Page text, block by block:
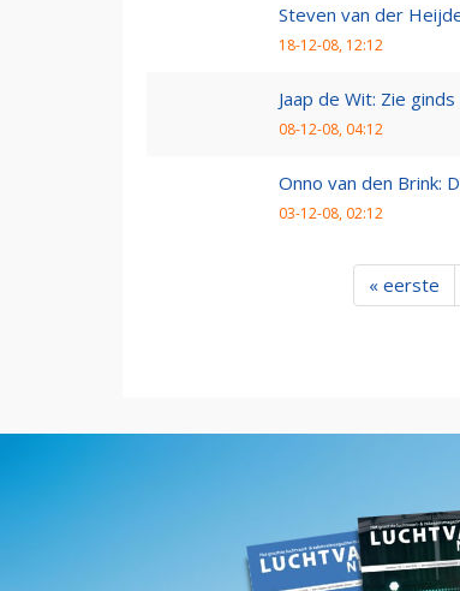
Steven van der
18-12-08, 12:12
Jaap de Wit: Zie
08-12-08, 04:12
Onno van den Brink:
03-12-08, 02:12
« eerste